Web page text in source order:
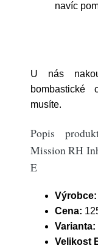
navíc
U nás
musíte.
Popis
Mission RH
E
Výrobce:
Cena:
Varianta:
Velikost